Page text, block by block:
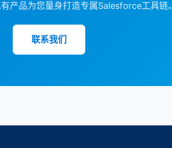
产品为您量身打造专属Salesforce工具链。
联系我们